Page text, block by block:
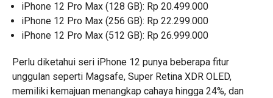
iPhone 12 Pro Max (128 GB): Rp 20.499.000
iPhone 12 Pro Max (256 GB): Rp 22.299.000
iPhone 12 Pro Max (512 GB): Rp 26.999.000
Perlu diketahui seri iPhone 12 punya beberapa fitur
unggulan seperti Magsafe, Super Retina XDR OLED,
memiliki kemajuan menangkap cahaya hingga 24%, dan